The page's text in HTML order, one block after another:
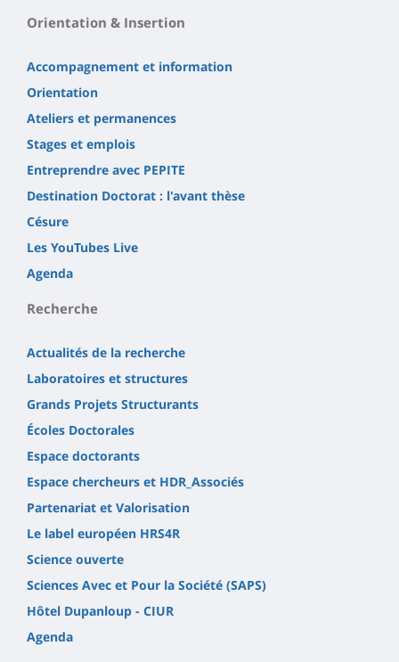
Orientation & Insertion
Accompagnement et information
Orientation
Ateliers et permanences
Stages et emplois
Entreprendre avec PEPITE
Destination Doctorat : l'avant thèse
Césure
Les YouTubes Live
Agenda
Recherche
Actualités de la recherche
Laboratoires et structures
Grands Projets Structurants
Écoles Doctorales
Espace doctorants
Espace chercheurs et HDR_Associés
Partenariat et Valorisation
Le label européen HRS4R
Science ouverte
Sciences Avec et Pour la Société (SAPS)
Hôtel Dupanloup - CIUR
Agenda